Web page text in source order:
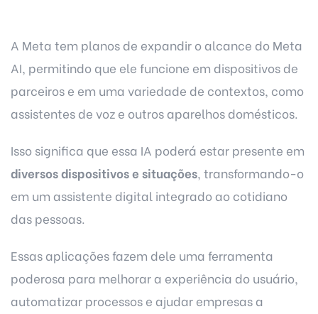
A Meta tem planos de expandir o alcance do Meta
AI, permitindo que ele funcione em dispositivos de
parceiros e em uma variedade de contextos, como
assistentes de voz e outros aparelhos domésticos.
Isso significa que essa IA poderá estar presente em
diversos dispositivos e situações, transformando-o
em um assistente digital integrado ao cotidiano
das pessoas.
Essas aplicações fazem dele uma ferramenta
poderosa para melhorar a experiência do usuário,
automatizar processos e ajudar empresas a